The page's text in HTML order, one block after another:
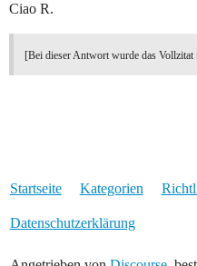
Ciao R.
[Bei dieser Antwort wurde das Vollzitat
Startseite Kategorien
Datenschutzerklärung